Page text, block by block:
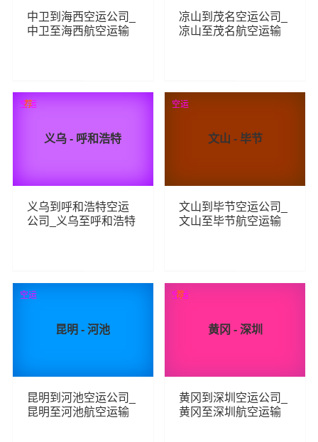
中卫到海西空运公司_
中卫至海西航空运输
124 查看详细
凉山到茂名空运公司_
凉山至茂名航空运输
226 查看详细
义乌 - 呼和浩特
义乌到呼和浩特空运
公司_义乌至呼和浩特
285 查看详细
空运
荐
文山 - 毕节
文山到毕节空运公司_
文山至毕节航空运输
115 查看详细
空运
昆明 - 河池
昆明到河池空运公司_
昆明至河池航空运输
空运
黄冈 - 深圳
黄冈到深圳空运公司_
黄冈至深圳航空运输
空运
荐